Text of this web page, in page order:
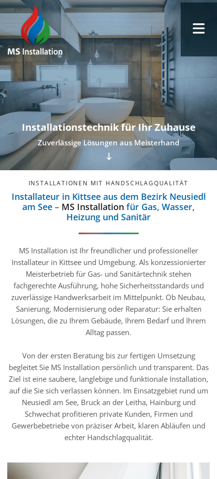
Installationstechnik für Ihr Zuhause
Zuverlässige Lösungen aus Meisterhand

INSTALLATIONEN MIT HANDSCHLAGQUALITÄT
Installateur in Kittsee aus dem Bezirk Neusiedl
am See – MS Installation für Gas, Wasser,
Heizung und Sanitär
MS Installation ist Ihr freundlicher und professioneller
Installateur in Kittsee und Umgebung. Als konzessionierter
Meisterbetrieb für Gas- und Sanitärtechnik stehen
fachgerechte Ausführung, hohe Sicherheitsstandards und
zuverlässige Handwerksarbeit im Mittelpunkt. Ob Neubau,
Sanierung, Modernisierung oder Reparatur: Sie erhalten
Lösungen, die zu Ihrem Gebäude, Ihrem Bedarf und Ihrem
Alltag passen.
Von der ersten Beratung bis zur fertigen Umsetzung
begleitet Sie MS Installation persönlich und transparent. Das
Ziel ist eine saubere, langlebige und funktionale Installation,
auf die Sie sich verlassen können. Im Einsatzgebiet rund um
Neusiedl am See, Bruck an der Leitha, Hainburg und
Schwechat profitieren private Kunden, Firmen und
Gewerbebetriebe von präziser Arbeit, klaren Abläufen und
echter Handschlagqualität.